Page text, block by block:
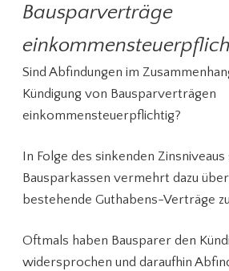
Bausparverträge
Sind Abfindungen im
Kündigung von Bausparverträgen
einkommensteuerpflichtig?
In Folge des sinkenden Zinsniveaus
Bausparkassen vermehrt dazu
bestehende Guthabens-Verträge
Oftmals haben Bausparer den
widersprochen und daraufhin